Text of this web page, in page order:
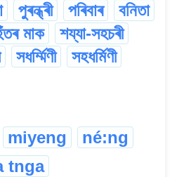
পুৰন্ধ্ৰী পৰিবাৰ
বনিতা
মাক
শয্যা-সহচৰী
সধৰ্ম্মিণী
সহধৰ্মিণী
miyeng né:ng
tnga